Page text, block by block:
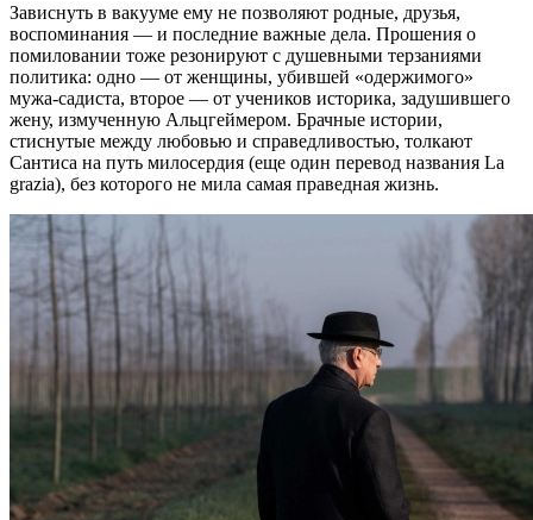
Зависнуть в вакууме ему не позволяют родные, друзья,
воспоминания — и последние важные дела. Прошения о
помиловании тоже резонируют с душевными терзаниями
политика: одно — от женщины, убившей «одержимого»
мужа-садиста, второе — от учеников историка, задушившего
жену, измученную Альцгеймером. Брачные истории,
стиснутые между любовью и справедливостью, толкают
Сантиса на путь милосердия (еще один перевод названия La
grazia), без которого не мила самая праведная жизнь.